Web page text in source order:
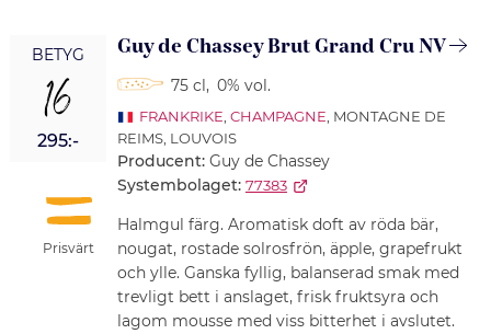
BETYG
16
295:-
Prisvärt
Guy de Chassey Brut Grand Cru NV
75 cl, 0% vol.
FRANKRIKE CHAMPAGNE , MONTAGNE DE
REIMS, LOUVOIS
Producent: Guy de Chassey
Systembolaget: 77383
Halmgul färg. Aromatisk doft av röda bär,
nougat, rostade solrosfrön, äpple, grapefrukt
och ylle. Ganska fyllig, balanserad smak med
trevligt bett i anslaget, frisk fruktsyra och
lagom mousse med viss bitterhet i avslutet.